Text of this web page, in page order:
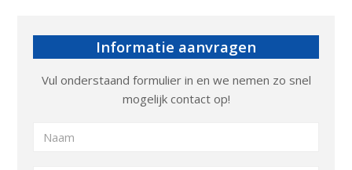
Informatie aanvragen
Vul onderstaand formulier in en we nemen zo snel
mogelijk contact op!